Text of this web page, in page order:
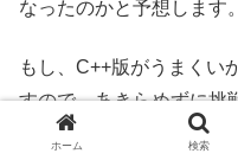
なったのかと予想します。
もし、C++版がうまくい
すので、あきらめずに挑
ホーム 検索